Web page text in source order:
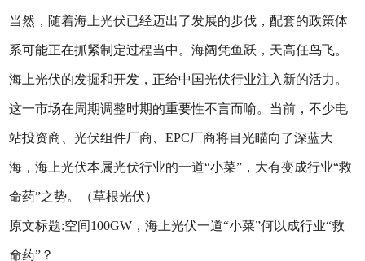
当然，随着海上光伏已经迈出了发展的步伐，配套的政策体
系可能正在抓紧制定过程当中。海阔凭鱼跃，天高任鸟飞。
海上光伏的发掘和开发，正给中国光伏行业注入新的活力。
这一市场在周期调整时期的重要性不言而喻。当前，不少电
站投资商、光伏组件厂商、EPC厂商将目光瞄向了深蓝大
海，海上光伏本属光伏行业的一道“小菜”，大有变成行业“救
命药”之势。（草根光伏）
原文标题:空间100GW，海上光伏一道“小菜”何以成行业“救
命药”？